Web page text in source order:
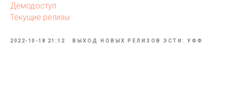
Демодоступ
Текущие релизы
2022-10-18 21:12 ВЫХОД НОВЫХ РЕЛИЗОВ ЭСТИ: УФФ